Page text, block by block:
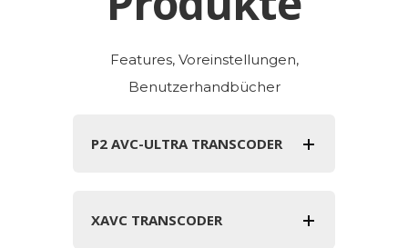
Features, Voreinstellungen,
Benutzerhandbücher
P2 AVC-ULTRA TRANSCODER
XAVC TRANSCODER